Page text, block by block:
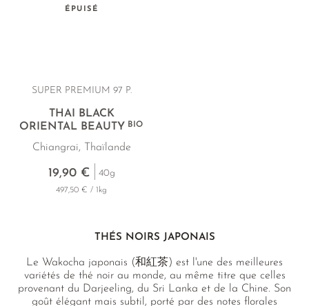
ÉPUISÉ
SUPER PREMIUM 97 P.
THAI BLACK
ORIENTAL BEAUTYBIO
Chiangrai, Thaïlande
19,90 € 40g
497,50 € / 1kg
THÉS NOIRS JAPONAIS
Le Wakocha japonais (和紅茶) est l'une des meilleures
variétés de thé noir au monde, au même titre que celles
provenant du Darjeeling, du Sri Lanka et de la Chine. Son
goût élégant mais subtil, porté par des notes florales